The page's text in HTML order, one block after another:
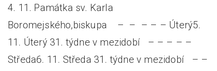
4. 11. Památka sv. Karla
Boromejského,biskupa – – – – – Úterý5.
11. Úterý 31. týdne v mezidobí – – – – –
Středa6. 11. Středa 31. týdne v mezidobí – –